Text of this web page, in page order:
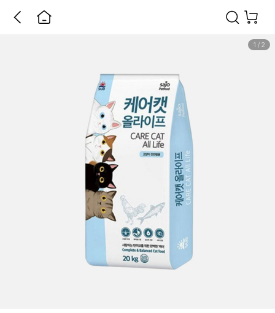
1 / 2